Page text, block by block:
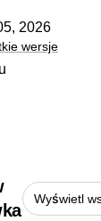
2026
wersje
Wyświetl